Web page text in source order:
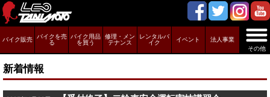
その他
バイク販売
バイクを売
る
バイク用品
を買う
修理・メン
テナンス
レンタルバ
イク
イベント 法人事業
新着情報